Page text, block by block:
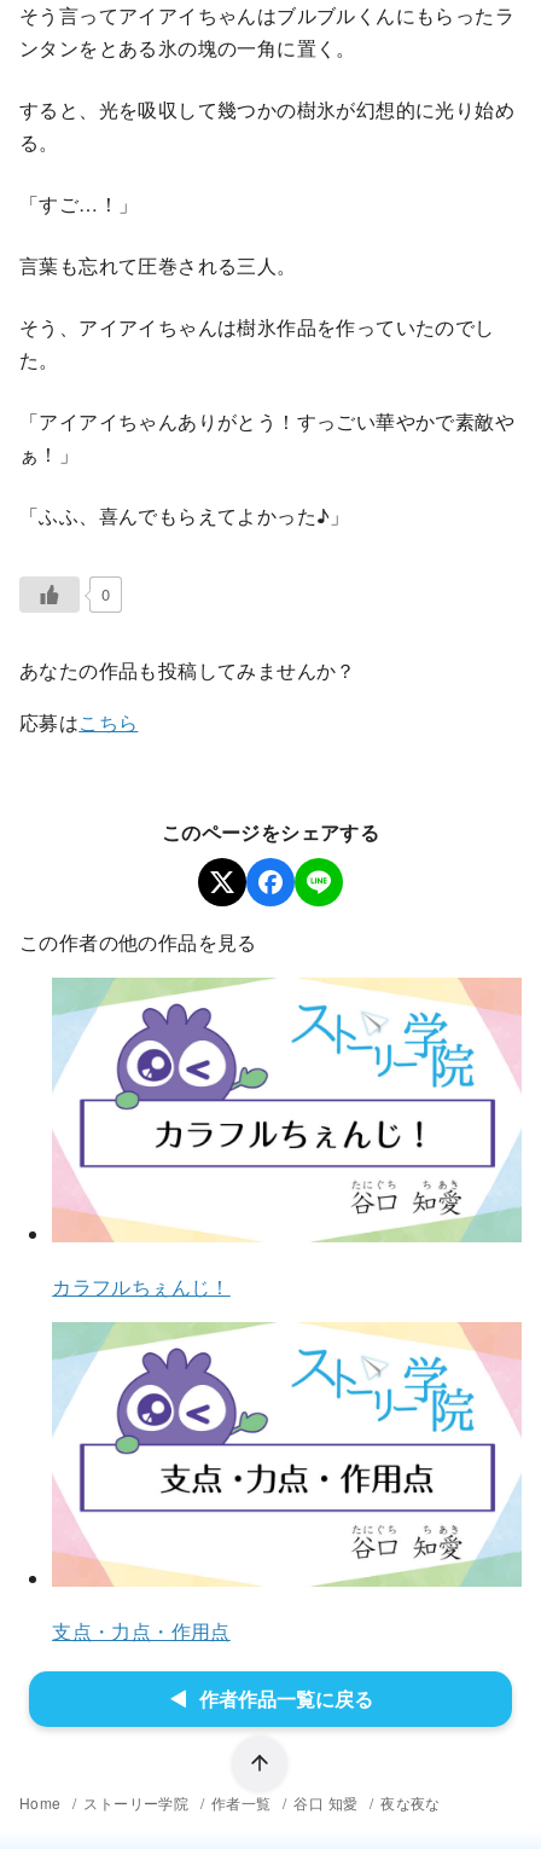
そう言ってアイアイちゃんはブルブルくんにもらったラ
ンタンをとある氷の塊の一角に置く。
すると、光を吸収して幾つかの樹氷が幻想的に光り始め
る。
「すご…！」
言葉も忘れて圧巻される三人。
そう、アイアイちゃんは樹氷作品を作っていたのでし
た。
「アイアイちゃんありがとう！すっごい華やかで素敵や
ぁ！」
「ふふ、喜んでもらえてよかった♪」
0
あなたの作品も投稿してみませんか？
応募はこちら
このページをシェアする
この作者の他の作品を見る
カラフルちぇんじ！
⽀点・⼒点・作⽤点
作者作品一覧に戻る
Home ストーリー学院 作者一覧 谷口 知愛 夜な夜な